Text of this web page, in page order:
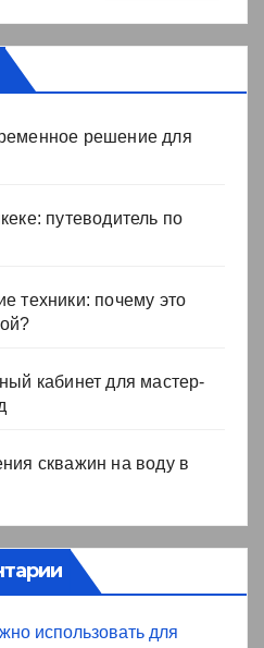
решение для
путеводитель по
техники: почему это
кабинет для мастер-
скважин на воду в
использовать для